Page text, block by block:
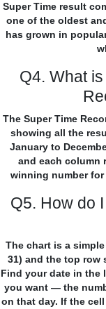
Super Time result
one of the oldest
has grown in
Q4. What
The Super Time
showing all the
January to
and each column
winning number
Q5. How do
The chart is a
31) and the top row
Find your date in the
you want — the
on that day. If the